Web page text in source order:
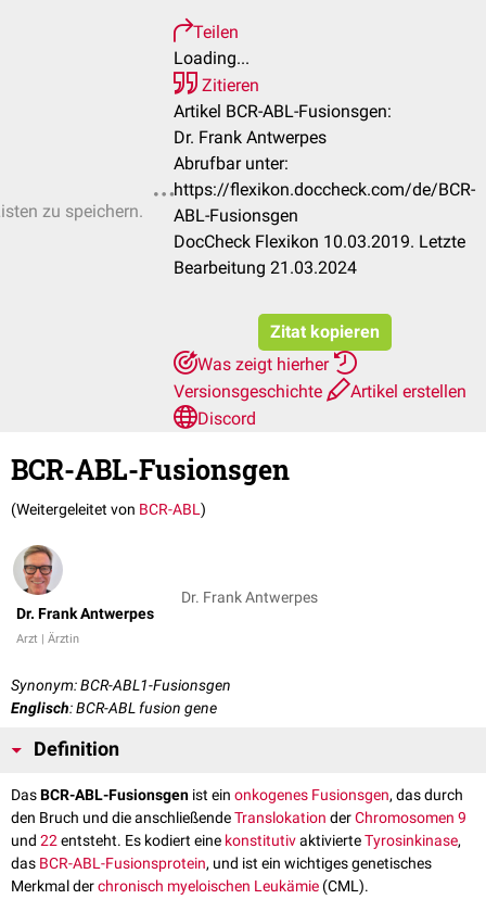
zu speichern.
Teilen
Loading...
Zitieren
Artikel BCR-ABL-Fusionsgen:
Dr. Frank Antwerpes
Abrufbar unter:
https://flexikon.doccheck.com/de/BCR-
ABL-Fusionsgen
DocCheck Flexikon 10.03.2019. Letzte
Bearbeitung 21.03.2024
Zitat kopieren
Was zeigt hierher
Versionsgeschichte
Artikel erstellen
Discord
BCR-ABL-Fusionsgen
(Weitergeleitet von BCR-ABL)
Dr. Frank Antwerpes
Arzt | Ärztin
Dr. Frank Antwerpes
Synonym: BCR-ABL1-Fusionsgen
Englisch: BCR-ABL fusion gene
Definition
DasBCR-ABL-Fusionsgen ist ein onkogenes Fusionsgen, das durch
den Bruch und die anschließendeTranslokation derChromosomen 9
und 22entsteht. Es kodiert eine konstitutivaktivierteTyrosinkinase,
das BCR-ABL-Fusionsprotein, und ist ein wichtiges genetisches
Merkmal derchronisch myeloischen Leukämie (CML).